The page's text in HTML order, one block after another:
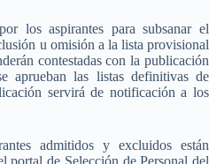
los aspirantes para subsanar el
u omisión a la lista provisional
contestadas con la publicación
aprueban las listas definitivas de
servirá de notificación a los
admitidos y excluidos están
portal de Selección de Personal del